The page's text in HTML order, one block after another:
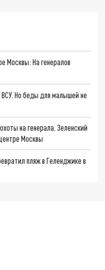
Москвы: На генералов
Но беды для малышей не
на генерала. Зеленский
Москвы
пляж в Геленджике в